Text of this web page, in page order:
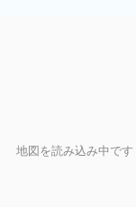
地図を読み込み中です